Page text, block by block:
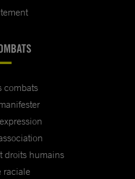
combats
droits humains
raciale